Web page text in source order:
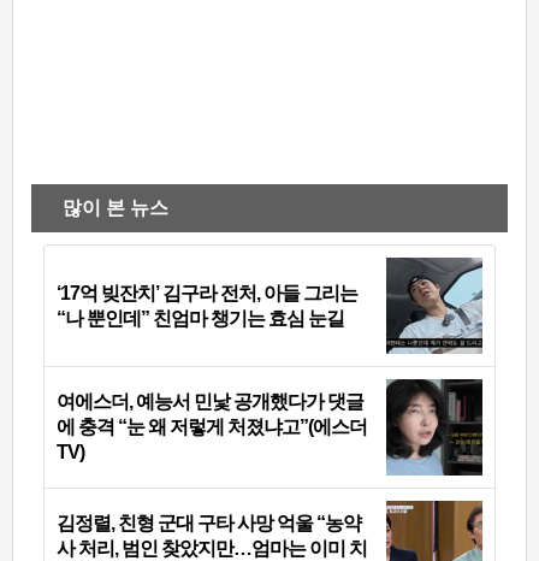
많이 본 뉴스
‘17억 빚잔치’ 김구라 전처, 아들 그리는
“나 뿐인데” 친엄마 챙기는 효심 눈길
여에스더, 예능서 민낯 공개했다가 댓글
에 충격 “눈 왜 저렇게 처졌냐고”(에스더
TV)
김정렬, 친형 군대 구타 사망 억울 “농약
사 처리, 범인 찾았지만…엄마는 이미 치